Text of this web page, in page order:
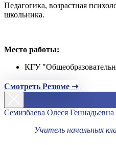
Педагогика, возрастная
школьника.
Место работы:
КГУ
Смотреть Резюме ➝
Семизбаева Олеся Геннадьевна
Учитель начальных